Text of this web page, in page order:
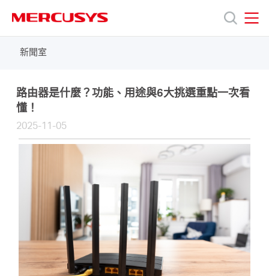
navigation
新聞室
路由器是什麼？功能、用途與6大挑選重點一次看
懂！
2025-11-05